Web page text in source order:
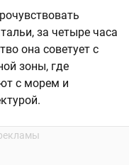
за четыре часа
она советует с
зоны, где
с морем и